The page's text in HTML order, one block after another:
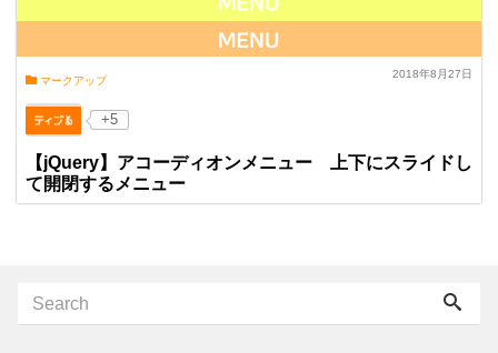
2018年8月27日
マークアップ
+5
【jQuery】アコーディオンメニュー 上下にスライドし
て開閉するメニュー